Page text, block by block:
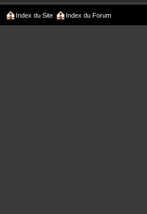
Index du Site Index du Forum